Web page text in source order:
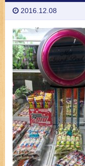
2016.12.08